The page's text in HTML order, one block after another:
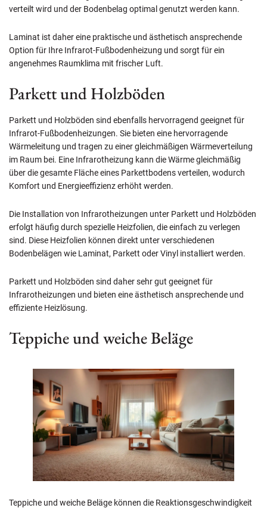
verteilt wird und der Bodenbelag optimal genutzt werden kann.
Laminat ist daher eine praktische und ästhetisch ansprechende
Option für Ihre Infrarot-Fußbodenheizung und sorgt für ein
angenehmes Raumklima mit frischer Luft.
Parkett und Holzböden
Parkett und Holzböden sind ebenfalls hervorragend geeignet für
Infrarot-Fußbodenheizungen. Sie bieten eine hervorragende
Wärmeleitung und tragen zu einer gleichmäßigen Wärmeverteilung
im Raum bei. Eine Infrarotheizung kann die Wärme gleichmäßig
über die gesamte Fläche eines Parkettbodens verteilen, wodurch
Komfort und Energieeffizienz erhöht werden.
Die Installation von Infrarotheizungen unter Parkett und Holzböden
erfolgt häufig durch spezielle Heizfolien, die einfach zu verlegen
sind. Diese Heizfolien können direkt unter verschiedenen
Bodenbelägen wie Laminat, Parkett oder Vinyl installiert werden.
Parkett und Holzböden sind daher sehr gut geeignet für
Infrarotheizungen und bieten eine ästhetisch ansprechende und
effiziente Heizlösung.
Teppiche und weiche Beläge
Teppiche und weiche Beläge können die Reaktionsgeschwindigkeit